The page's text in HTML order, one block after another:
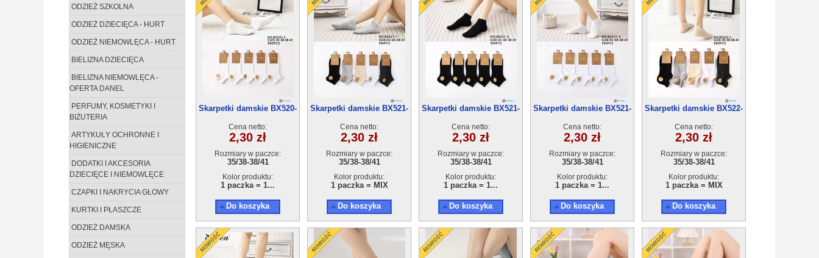
ODZIEŻ SZKOLNA
ODZIEŻ DZIECIĘCA - HURT
ODZIEŻ NIEMOWLĘCA - HURT
BIELIZNA DZIECIĘCA
BIELIZNA NIEMOWLĘCA -
OFERTA DANEL
PERFUMY, KOSMETYKI I
BIŻUTERIA
ARTYKUŁY OCHRONNE I
HIGIENICZNE
DODATKI I AKCESORIA
DZIECIĘCE I NIEMOWLĘCE
CZAPKI I NAKRYCIA GŁOWY
KURTKI I PŁASZCZE
ODZIEŻ DAMSKA
ODZIEŻ MĘSKA
Skarpetki damskie BX520-
Cena netto:
2,30 zł
Rozmiary w paczce:
35/38-38/41
Kolor produktu:
1 paczka = 1...
Do koszyka
Skarpetki damskie BX521-
Cena netto:
2,30 zł
Rozmiary w paczce:
35/38-38/41
Kolor produktu:
1 paczka = MIX
Do koszyka
Skarpetki damskie BX521-
Cena netto:
2,30 zł
Rozmiary w paczce:
35/38-38/41
Kolor produktu:
1 paczka = 1...
Do koszyka
Skarpetki damskie BX521-
Cena netto:
2,30 zł
Rozmiary w paczce:
35/38-38/41
Kolor produktu:
1 paczka = 1...
Do koszyka
Skarpetki damskie BX522-
Cena netto:
2,30 zł
Rozmiary w paczce:
35/38-38/41
Kolor produktu:
1 paczka = MIX
Do koszyka